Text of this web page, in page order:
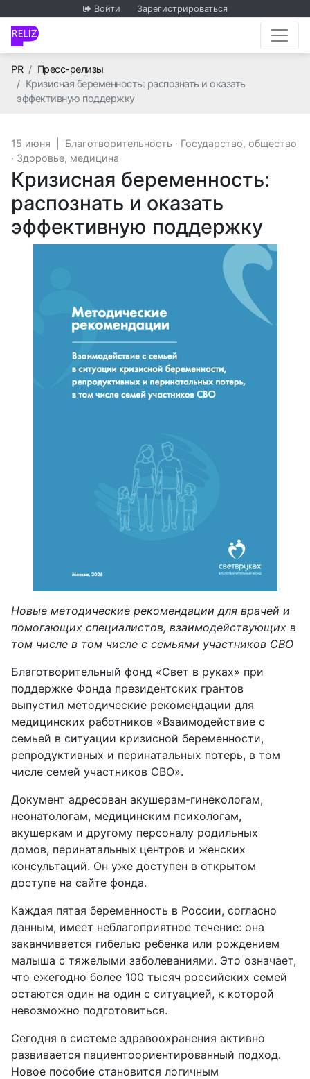
Войти Зарегистрироваться
PRГлавная
Пресс-релизы
Кризисная беременность: распознать и оказать
эффективную поддержку
15 июня Благотворительность · Государство, общество
· Здоровье, медицина
Кризисная беременность:
распознать и оказать
эффективную поддержку
Новые методические рекомендации для врачей и
помогающих специалистов, взаимодействующих в
том числе в том числе с семьями участников СВО
Благотворительный фонд «Свет в руках» при
поддержке Фонда президентских грантов
выпустил методические рекомендации для
медицинских работников «Взаимодействие с
семьей в ситуации кризисной беременности,
репродуктивных и перинатальных потерь, в том
числе семей участников СВО».
Документ адресован акушерам-гинекологам,
неонатологам, медицинским психологам,
акушеркам и другому персоналу родильных
домов, перинатальных центров и женских
консультаций. Он уже доступен в открытом
доступе на сайте фонда.
Каждая пятая беременность в России, согласно
данным, имеет неблагоприятное течение: она
заканчивается гибелью ребенка или рождением
малыша с тяжелыми заболеваниями. Это означает,
что ежегодно более 100 тысяч российских семей
остаются один на один с ситуацией, к которой
невозможно подготовиться.
Сегодня в системе здравоохранения активно
развивается пациентоориентированный подход.
Новое пособие становится логичным